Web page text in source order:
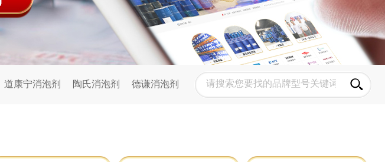
道康宁消泡剂 陶氏消泡剂 德谦消泡剂